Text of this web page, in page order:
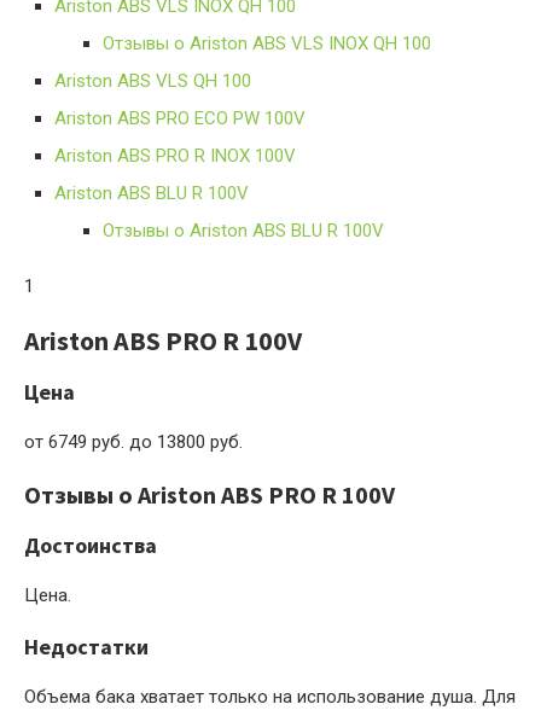
Ariston ABS VLS INOX QH 100
Отзывы о Ariston ABS VLS INOX QH 100
Ariston ABS VLS QH 100
Ariston ABS PRO ECO PW 100V
Ariston ABS PRO R INOX 100V
Ariston ABS BLU R 100V
Отзывы о Ariston ABS BLU R 100V
1
Ariston ABS PRO R 100V
Цена
от 6749 руб. до 13800 руб.
Отзывы о Ariston ABS PRO R 100V
Достоинства
Цена.
Недостатки
Объема бака хватает только на использование душа. Для